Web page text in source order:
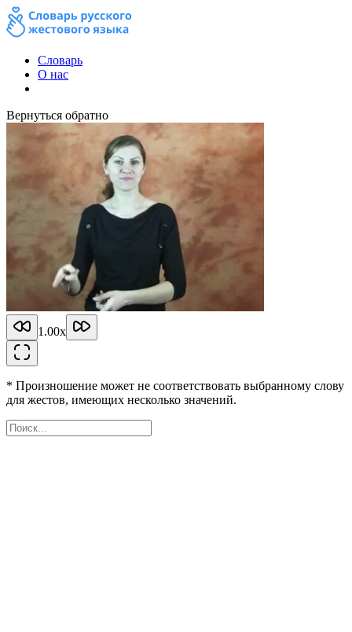
Словарь
О нас
Вернуться обратно
1.00x
* Произношение может не соответствовать выбранному слову
для жестов, имеющих несколько значений.